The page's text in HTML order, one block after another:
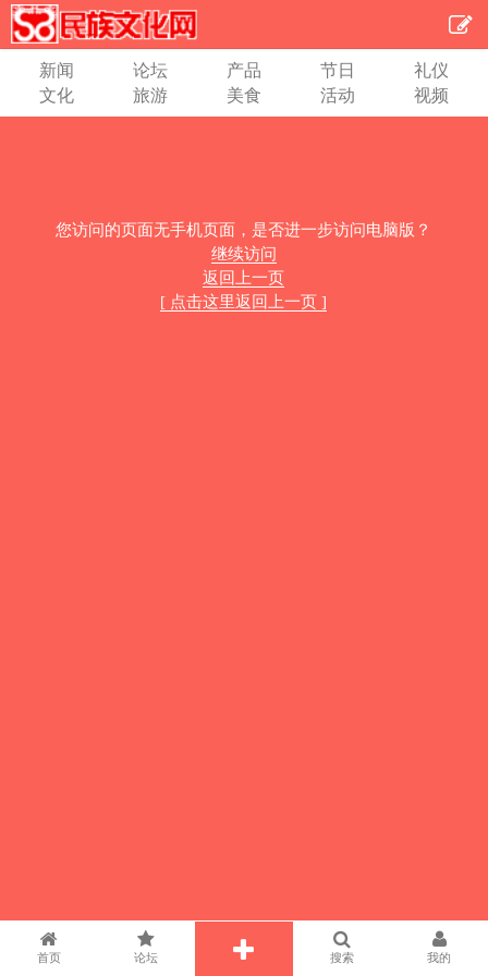
新闻 论坛 产品 节日
礼仪
文化
旅游 美食 活动 视频
您访问的页面无手机页面，是否进一步访问电脑版？
继续访问
返回上一页
[ 点击这里返回上一页 ]
首页 论坛 搜索 我的